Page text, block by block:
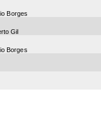
Borges
Gil
Borges